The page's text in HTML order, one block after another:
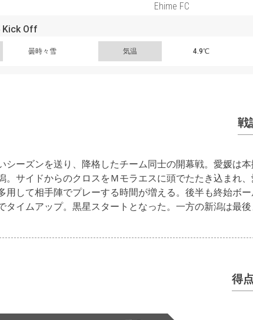
Ehime FC
Kick Off
曇時々雪 気温 4.9℃
戦
シーズンを送り、降格したチーム同士の開幕戦。愛媛は
。サイドからのクロスをＭモラエスに頭でたたき込まれ
用して相手陣でプレーする時間が増える。後半も終始ボ
タイムアップ。黒星スタートとなった。一方の新潟は最
得